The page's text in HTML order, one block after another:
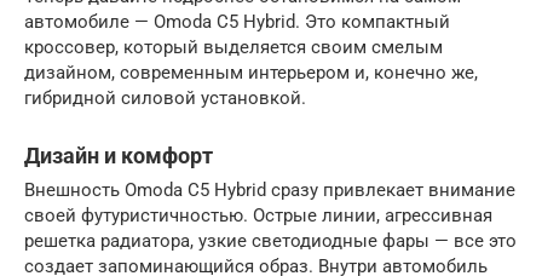
автомобиле — Omoda C5 Hybrid. Это компактный
кроссовер, который выделяется своим смелым
дизайном, современным интерьером и, конечно же,
гибридной силовой установкой.
Дизайн и комфорт
Внешность Omoda C5 Hybrid сразу привлекает внимание
своей футуристичностью. Острые линии, агрессивная
решетка радиатора, узкие светодиодные фары — все это
создает запоминающийся образ. Внутри автомобиль